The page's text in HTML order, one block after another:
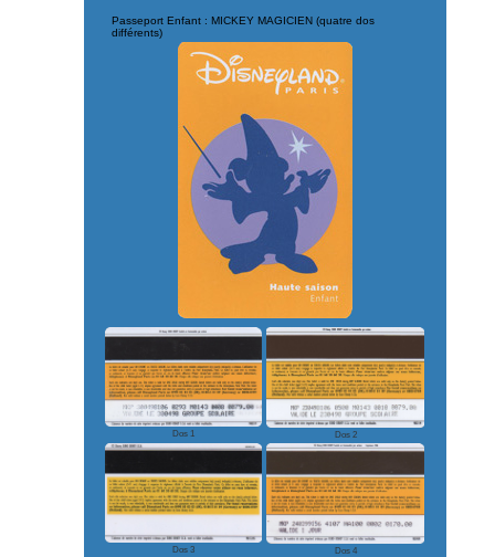
Passeport Enfant : MICKEY MAGICIEN (quatre dos
différents)
Dos 1 Dos 2
Dos 3 Dos 4